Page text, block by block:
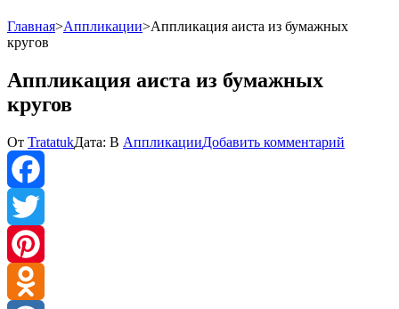
Главная>Аппликации>Аппликация аиста из бумажных
кругов
Аппликация аиста из бумажных
кругов
От TratatukДата: В АппликацииДобавить комментарий
Facebook
Twitter
Pinterest